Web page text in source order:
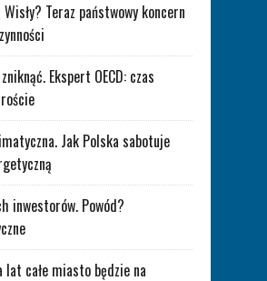
Teraz państwowy koncern
Ekspert OECD: czas
Jak Polska sabotuje
inwestorów. Powód?
lat całe miasto będzie na